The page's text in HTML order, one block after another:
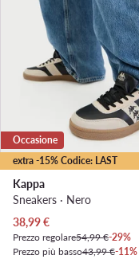
extra -15% Codice: LAST
Occasione
Kappa
Sneakers · Nero
Prezzo attuale
38,99€
Prezzo regolare54,99 €-29%
Prezzo più basso43,99 €-11%